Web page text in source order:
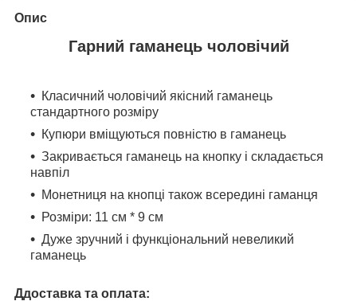
Опис
Гарний гаманець чоловічий
Класичний чоловічий якісний гаманець
стандартного розміру
Купюри вміщуються повністю в гаманець
Закривається гаманець на кнопку і складається
навпіл
Монетниця на кнопці також всередині гаманця
Розміри: 11 см * 9 см
Дуже зручний і функціональний невеликий
гаманець
Ддоставка та оплата: